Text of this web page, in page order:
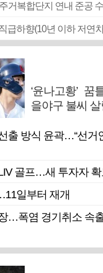
거복합단지 연내 준공
‘윤나고황’
을야구 불씨
출 방식 윤곽…“선
골프…새 투자자 확
일부터 재개
…폭염 경기취소 속